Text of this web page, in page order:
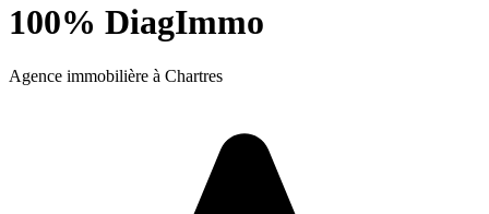
100% DiagImmo
Agence immobilière à Chartres